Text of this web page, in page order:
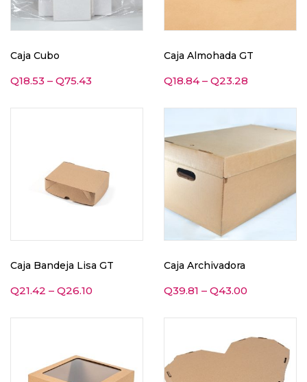
Caja Cubo
Q18.53 – Q75.43
Caja Almohada GT
Q18.84– Q23.28
Caja Bandeja Lisa GT
Q21.42 – Q26.10
Caja Archivadora
Q39.81 – Q43.00